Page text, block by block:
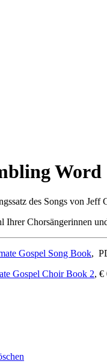
Word
des Songs von Jeff
Chorsängerinnen
Gospel Song Book,
Gospel Choir Book 2, €